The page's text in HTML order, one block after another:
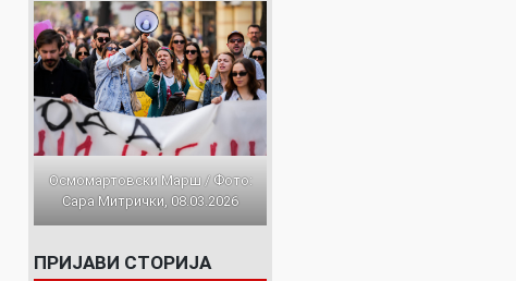
Осмомартовски Марш / Фото:
Сара Митрички, 08.03.2026
ПРИЈАВИ СТОРИЈА